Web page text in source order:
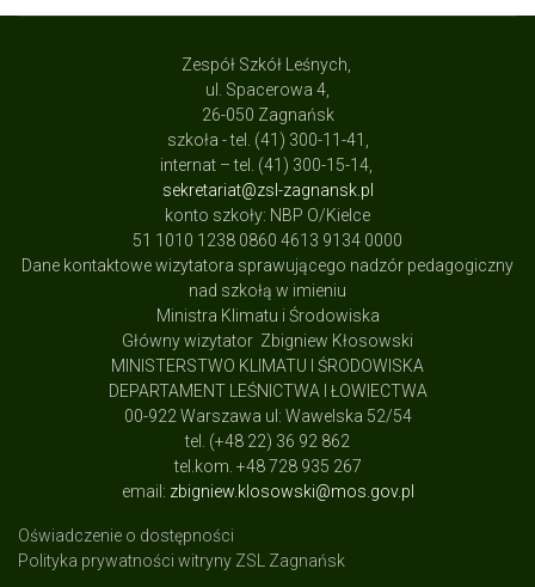
Zespół Szkół Leśnych,
ul. Spacerowa 4,
26-050 Zagnańsk
szkoła - tel. (41) 300-11-41,
internat – tel. (41) 300-15-14,
sekretariat@zsl-zagnansk.pl
konto szkoły: NBP O/Kielce
51 1010 1238 0860 4613 9134 0000
Dane kontaktowe wizytatora sprawującego nadzór pedagogiczny
nad szkołą w imieniu
Ministra Klimatu i Środowiska
Główny wizytator Zbigniew Kłosowski
MINISTERSTWO KLIMATU I ŚRODOWISKA
DEPARTAMENT LEŚNICTWA I ŁOWIECTWA
00-922 Warszawa ul: Wawelska 52/54
tel. (+48 22) 36 92 862
tel.kom. +48 728 935 267
email: zbigniew.klosowski@mos.gov.pl
Oświadczenie o dostępności
Polityka prywatności witryny ZSL Zagnańsk